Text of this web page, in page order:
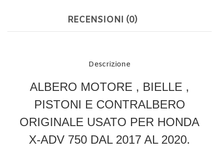
RECENSIONI (0)
Descrizione
ALBERO MOTORE , BIELLE ,
PISTONI E CONTRALBERO
ORIGINALE USATO PER HONDA
X-ADV 750 DAL 2017 AL 2020.